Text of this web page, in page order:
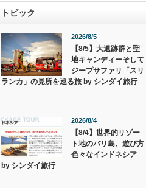
トピック
2026/8/5
【8/5】大遺跡群と聖
地キャンディーそして
ジープサファリ「スリ
ランカ」の見所を巡る旅 by シンダイ旅行
2026/8/4
【8/4】世界的リゾー
ト地のバリ島、遊び方
色々なインドネシア
by シンダイ旅行